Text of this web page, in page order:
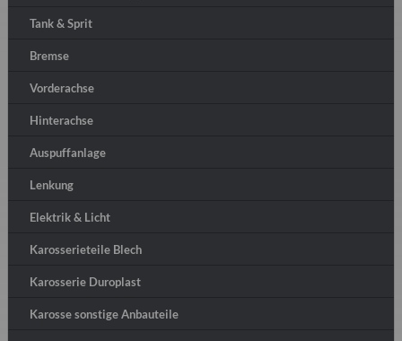
Tank & Sprit
Bremse
Vorderachse
Hinterachse
Auspuffanlage
Lenkung
Elektrik & Licht
Karosserieteile Blech
Karosserie Duroplast
Karosse sonstige Anbauteile